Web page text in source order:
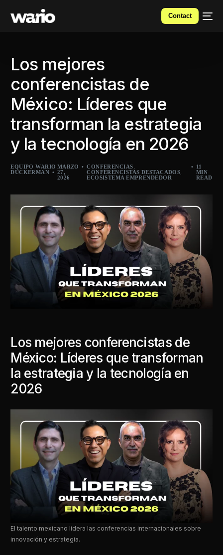
Contact
Los mejores
conferencistas de
México: Líderes que
transforman la estrategia
y la tecnología en 2026
EQUIPO WARIO
DUCKERMAN
MARZO
27,
2026
CONFERENCIAS,
CONFERENCISTAS DESTACADOS,
ECOSISTEMA EMPRENDEDOR
11
MIN
READ
Los mejores conferencistas de
México: Líderes que transforman
la estrategia y la tecnología en
2026
El talento mexicano lidera las conferencias internacionales sobre
innovación y estrategia.